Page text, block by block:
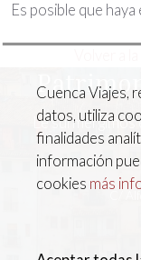
Es posible que
Le surmergimos
Cuenca Viajes,
datos, utiliza
finalidades
información
cookies más